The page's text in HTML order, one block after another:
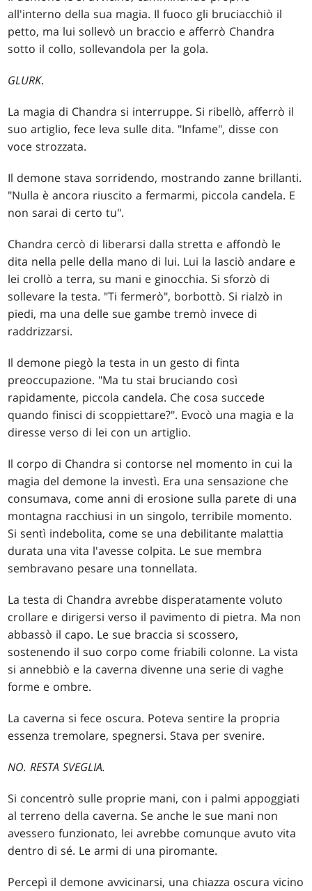
all'interno della sua magia. Il fuoco gli bruciacchiò il
petto, ma lui sollevò un braccio e afferrò Chandra
sotto il collo, sollevandola per la gola.
GLURK.
La magia di Chandra si interruppe. Si ribellò, afferrò il
suo artiglio, fece leva sulle dita. "Infame", disse con
voce strozzata.
Il demone stava sorridendo, mostrando zanne brillanti.
"Nulla è ancora riuscito a fermarmi, piccola candela. E
non sarai di certo tu".
Chandra cercò di liberarsi dalla stretta e affondò le
dita nella pelle della mano di lui. Lui la lasciò andare e
lei crollò a terra, su mani e ginocchia. Si sforzò di
sollevare la testa. "Ti fermerò", borbottò. Si rialzò in
piedi, ma una delle sue gambe tremò invece di
raddrizzarsi.
Il demone piegò la testa in un gesto di finta
preoccupazione. "Ma tu stai bruciando così
rapidamente, piccola candela. Che cosa succede
quando finisci di scoppiettare?". Evocò una magia e la
diresse verso di lei con un artiglio.
Il corpo di Chandra si contorse nel momento in cui la
magia del demone la investì. Era una sensazione che
consumava, come anni di erosione sulla parete di una
montagna racchiusi in un singolo, terribile momento.
Si sentì indebolita, come se una debilitante malattia
durata una vita l'avesse colpita. Le sue membra
sembravano pesare una tonnellata.
La testa di Chandra avrebbe disperatamente voluto
crollare e dirigersi verso il pavimento di pietra. Ma non
abbassò il capo. Le sue braccia si scossero,
sostenendo il suo corpo come friabili colonne. La vista
si annebbiò e la caverna divenne una serie di vaghe
forme e ombre.
La caverna si fece oscura. Poteva sentire la propria
essenza tremolare, spegnersi. Stava per svenire.
NO. RESTA SVEGLIA.
Si concentrò sulle proprie mani, con i palmi appoggiati
al terreno della caverna. Se anche le sue mani non
avessero funzionato, lei avrebbe comunque avuto vita
dentro di sé. Le armi di una piromante.
Percepì il demone avvicinarsi, una chiazza oscura vicino